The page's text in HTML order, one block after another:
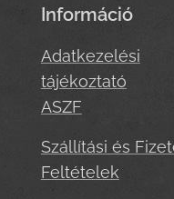
Információ
Adatkezelési
tájékoztató
ASZF
Szállítási és
Feltételek